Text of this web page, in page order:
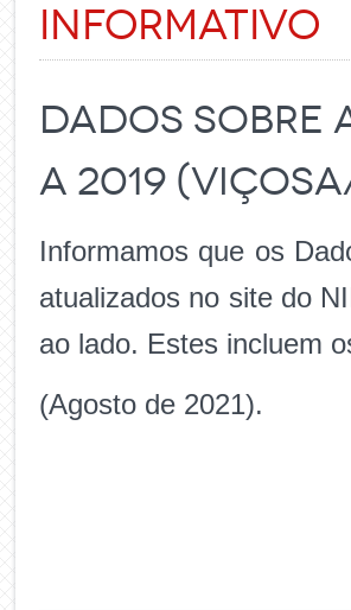
Informativo
Dados sobre
a 2019
Informamos que os
atualizados no site do
ao lado. Estes incluem
(Agosto de 2021).